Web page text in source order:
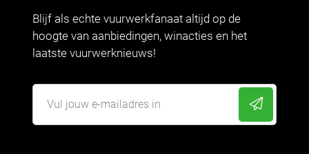
Blijf als echte vuurwerkfanaat altijd op de
hoogte van aanbiedingen, winacties en het
laatste vuurwerknieuws!